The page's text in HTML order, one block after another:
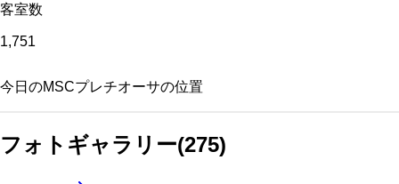
客室数
1,751
今日のMSCプレチオーサの位置
フォトギャラリー(275)